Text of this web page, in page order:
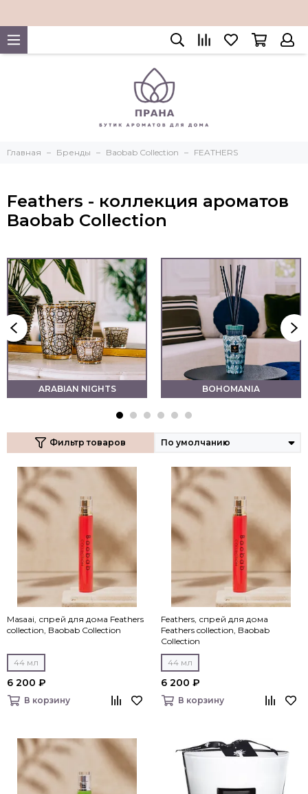
Главная Бренды Baobab Collection FEATHERS
Feathers - коллекция ароматов
Baobab Collection
ARABIAN NIGHTS BOHOMANIA
Фильтр товаров
Masaai, спрей для дома Feathers
collection, Baobab Collection
44 мл
6 200 ₽
В корзину
Feathers, спрей для дома
Feathers collection, Baobab
Collection
44 мл
6 200 ₽
В корзину